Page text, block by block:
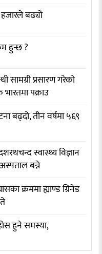
बढ्यो
हुन्छ ?
सामग्री प्रसारण गरेको
पक्राउ
बढ्दो, तीन वर्षमा ५६९
स्वास्थ्य विज्ञान
बन्ने
क्रममा ह्याण्ड ग्रिनेड
हुने समस्या,